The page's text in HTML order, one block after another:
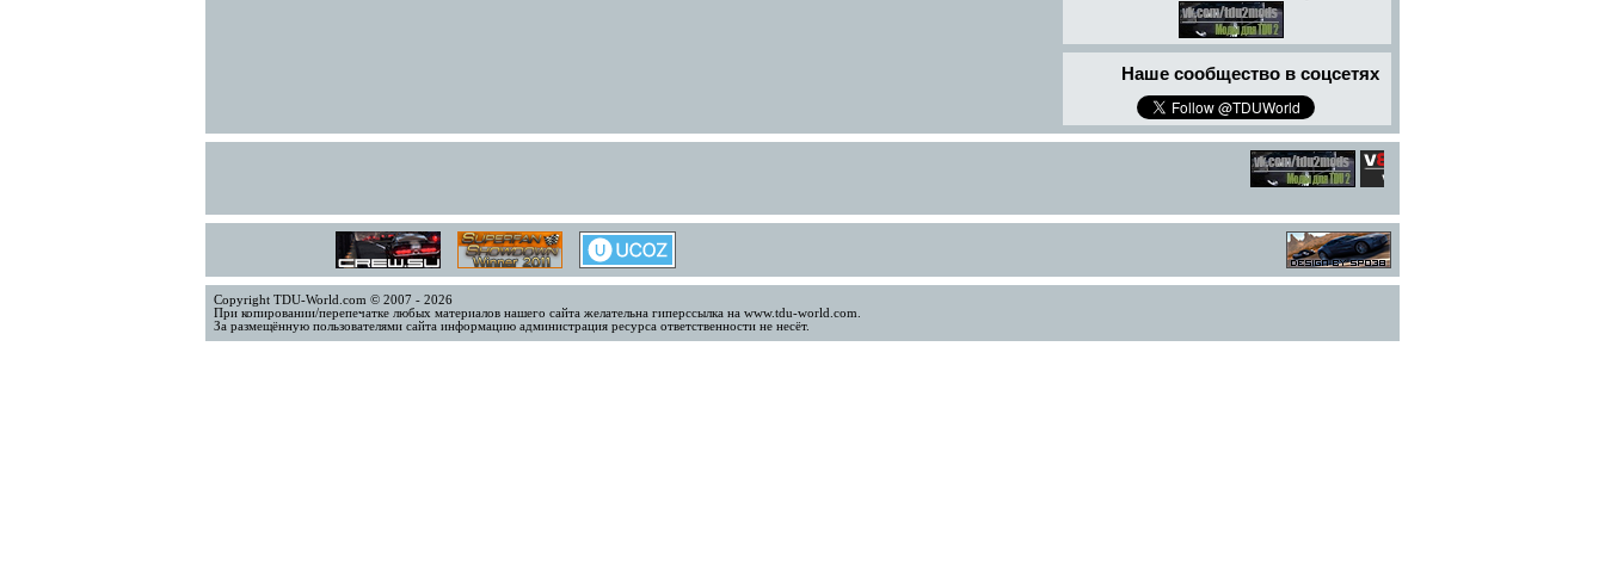
Наше сообщество в соцсетях
Copyright TDU-World.com © 2007 - 2026
При копировании/перепечатке любых материалов нашего сайта желательна гиперссылка на www.tdu-world.com.
За размещённую пользователями сайта информацию администрация ресурса ответственности не несёт.